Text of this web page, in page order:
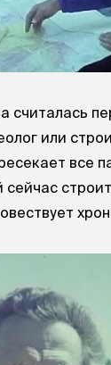
считалась
или
все